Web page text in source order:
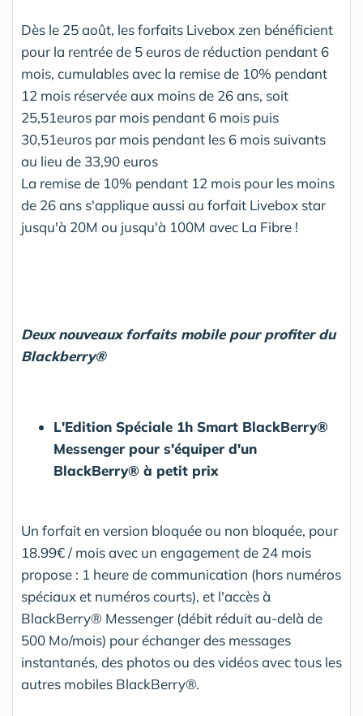
Dès le 25 août, les forfaits Livebox zen bénéficient
pour la rentrée de 5 euros de réduction pendant 6
mois, cumulables avec la remise de 10% pendant
12 mois réservée aux moins de 26 ans, soit
25,51euros par mois pendant 6 mois puis
30,51euros par mois pendant les 6 mois suivants
au lieu de 33,90 euros
La remise de 10% pendant 12 mois pour les moins
de 26 ans s'applique aussi au forfait Livebox star
jusqu'à 20M ou jusqu'à 100M avec La Fibre !
Deux nouveaux forfaits mobile pour profiter du
Blackberry®
L'Edition Spéciale 1h Smart BlackBerry®
Messenger pour s'équiper d'un
BlackBerry® à petit prix
Un forfait en version bloquée ou non bloquée, pour
18.99€ / mois avec un engagement de 24 mois
propose : 1 heure de communication (hors numéros
spéciaux et numéros courts), et l'accès à
BlackBerry® Messenger (débit réduit au-delà de
500 Mo/mois) pour échanger des messages
instantanés, des photos ou des vidéos avec tous les
autres mobiles BlackBerry®.